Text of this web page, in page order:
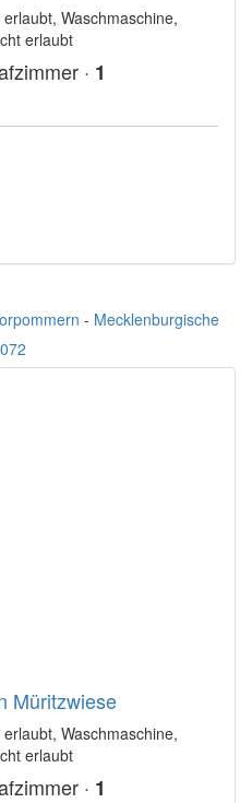
Waschmaschine,
erlaubt
· 1
- Mecklenburgische
Müritzwiese
Waschmaschine,
erlaubt
· 1